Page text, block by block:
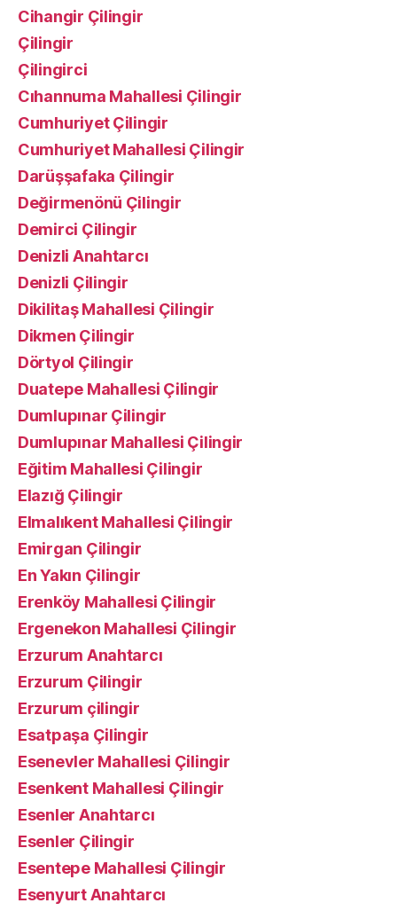
Cihangir Çilingir
Çilingir
Çilingirci
Cıhannuma Mahallesi Çilingir
Cumhuriyet Çilingir
Cumhuriyet Mahallesi Çilingir
Darüşşafaka Çilingir
Değirmenönü Çilingir
Demirci Çilingir
Denizli Anahtarcı
Denizli Çilingir
Dikilitaş Mahallesi Çilingir
Dikmen Çilingir
Dörtyol Çilingir
Duatepe Mahallesi Çilingir
Dumlupınar Çilingir
Dumlupınar Mahallesi Çilingir
Eğitim Mahallesi Çilingir
Elazığ Çilingir
Elmalıkent Mahallesi Çilingir
Emirgan Çilingir
En Yakın Çilingir
Erenköy Mahallesi Çilingir
Ergenekon Mahallesi Çilingir
Erzurum Anahtarcı
Erzurum Çilingir
Erzurum çilingir
Esatpaşa Çilingir
Esenevler Mahallesi Çilingir
Esenkent Mahallesi Çilingir
Esenler Anahtarcı
Esenler Çilingir
Esentepe Mahallesi Çilingir
Esenyurt Anahtarcı